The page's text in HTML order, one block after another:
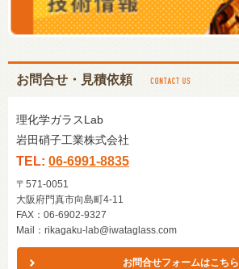
お問合せ・見積依頼
理化学ガラスLab
岩田硝子工業株式会社
TEL: 06-6991-8835
〒571-0051
大阪府門真市向島町4-11
FAX：06-6902-9327
Mail： rikagaku-lab@iwataglass.com
お問合せフォームはこちら